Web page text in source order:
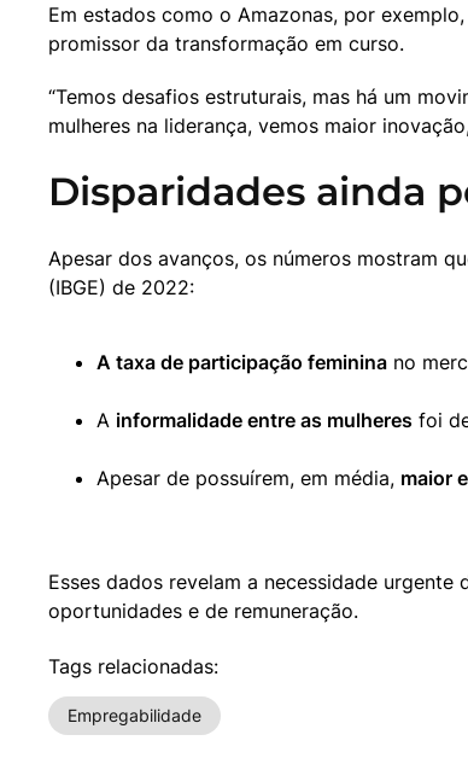
Em estados como o Amazonas, por
promissor da transformação em curso.
“Temos desafios estruturais, mas há um
mulheres na liderança, vemos maior
Disparidades ainda
Apesar dos avanços, os números mostram
(IBGE) de 2022:
A taxa de participação feminina no
A informalidade entre as mulheres foi
Apesar de possuírem, em média, maior
Esses dados revelam a necessidade
oportunidades e de remuneração.
Tags relacionadas:
Empregabilidade